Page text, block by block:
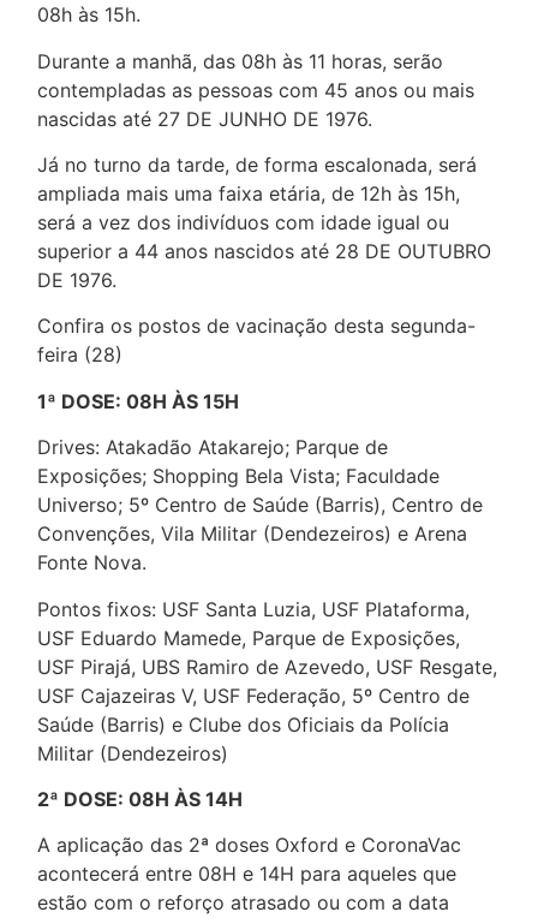
08h às 15h.
Durante a manhã, das 08h às 11 horas, serão
contempladas as pessoas com 45 anos ou mais
nascidas até 27 DE JUNHO DE 1976.
Já no turno da tarde, de forma escalonada, será
ampliada mais uma faixa etária, de 12h às 15h,
será a vez dos indivíduos com idade igual ou
superior a 44 anos nascidos até 28 DE OUTUBRO
DE 1976.
Confira os postos de vacinação desta segunda-
feira (28)
1ª DOSE: 08H ÀS 15H
Drives: Atakadão Atakarejo; Parque de
Exposições; Shopping Bela Vista; Faculdade
Universo; 5º Centro de Saúde (Barris), Centro de
Convenções, Vila Militar (Dendezeiros) e Arena
Fonte Nova.
Pontos fixos: USF Santa Luzia, USF Plataforma,
USF Eduardo Mamede, Parque de Exposições,
USF Pirajá, UBS Ramiro de Azevedo, USF Resgate,
USF Cajazeiras V, USF Federação, 5º Centro de
Saúde (Barris) e Clube dos Oficiais da Polícia
Militar (Dendezeiros)
2ª DOSE: 08H ÀS 14H
A aplicação das 2ª doses Oxford e CoronaVac
acontecerá entre 08H e 14H para aqueles que
estão com o reforço atrasado ou com a data